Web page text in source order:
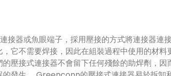
器或魚眼端子，採用壓接的方式將連接器連
它不需要焊接，因此在組裝過程中使用的材料
壓接式連接器不會留下任何殘餘的助焊劑，